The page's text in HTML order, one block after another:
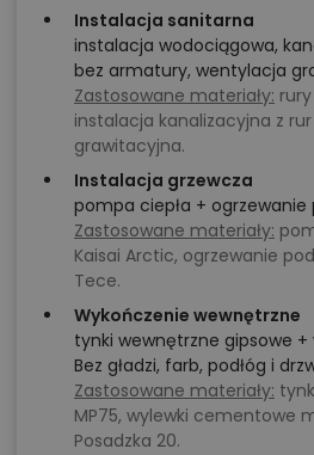
Instalacja sanitarna
instalacja wodociągowa,
bez armatury, wentylacja
Zastosowane materiały: rury
instalacja kanalizacyjna z
grawitacyjna.
Instalacja grzewcza
pompa ciepła + ogrzewanie
Zastosowane materiały:
Kaisai Arctic, ogrzewanie
Tece.
Wykończenie wewnętrzne
tynki wewnętrzne gipsowe
Bez gładzi, farb, podłóg i
Zastosowane materiały:
MP75, wylewki cementowe
Posadzka 20.